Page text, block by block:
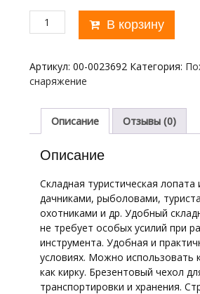
Количество
товара
складная
39см
чехле
В корзину
Артикул: 00-0023692 Категория:
снаряжение
Описание Отзывы (0)
Описание
Складная туристическая лопата
дачниками, рыболовами,
охотниками и др. Удобный
не требует особых усилий при
инструмента. Удобная и
условиях. Можно использовать
как кирку. Брезентовый чехол
транспортировки и хранения.